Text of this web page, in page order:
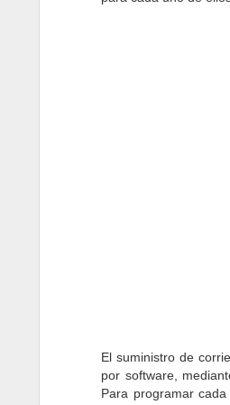
El suministro de
por software,
Para programar